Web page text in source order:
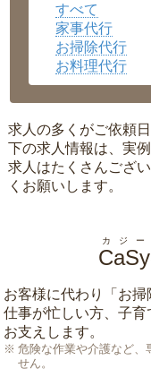
沖縄県
すべて
家事代行
お掃除代行
お料理代行
求人の多くがご依頼
下の求人情報は、実
求人はたくさんござ
くお願いします。
CaSy
カジー
お客様に代わり「 お掃
仕事が忙しい方、子
お支えします。
危険な作業や介護など、
せん。